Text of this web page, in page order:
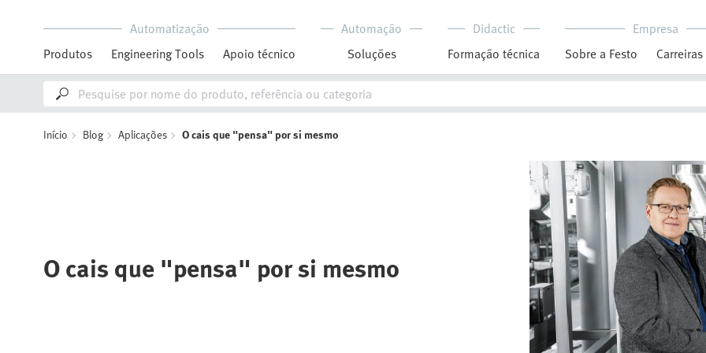
Automatização
Produtos
Engineering Tools Apoio técnico
Automação
Soluções
Didactic
Formação técnica
Empresa
Sobre a Festo
Carreiras
Início Blog Aplicações O cais que "pensa" por si mesmo
O cais que "pensa" por si mesmo